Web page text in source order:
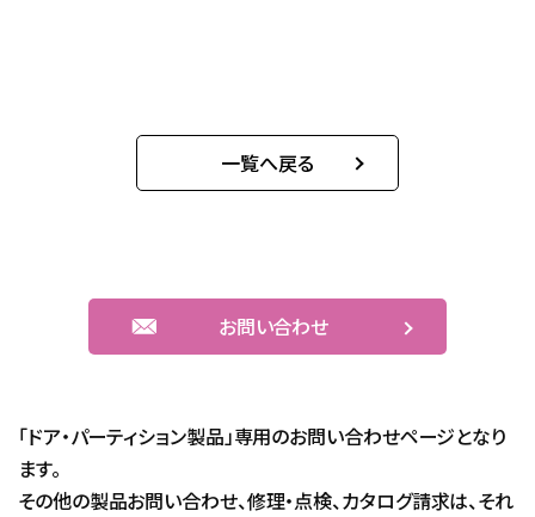
一覧へ戻る
お問い合わせ
「ドア・パーティション製品」専用のお問い合わせページとなり
ます。
その他の製品お問い合わせ、修理・点検、カタログ請求は、それ